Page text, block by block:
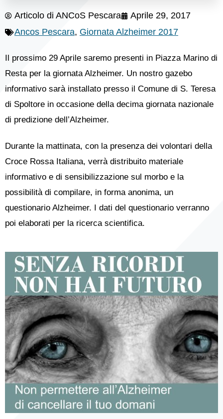
Articolo di ANCoS Pescara
Aprile 29, 2017
Ancos Pescara, Giornata Alzheimer 2017
Il prossimo 29 Aprile saremo presenti in Piazza Marino di
Resta per la giornata Alzheimer. Un nostro gazebo
informativo sarà installato presso il Comune di S. Teresa
di Spoltore in occasione della decima giornata nazionale
di predizione dell’Alzheimer.
Durante la mattinata, con la presenza dei volontari della
Croce Rossa Italiana, verrà distribuito materiale
informativo e di sensibilizzazione sul morbo e la
possibilità di compilare, in forma anonima, un
questionario Alzheimer. I dati del questionario verranno
poi elaborati per la ricerca scientifica.